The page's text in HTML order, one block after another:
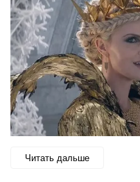
Читать дальше